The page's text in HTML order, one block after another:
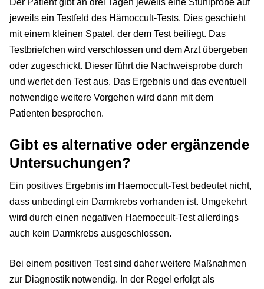
Der Patient gibt an drei Tagen jeweils eine Stuhlprobe auf
jeweils ein Testfeld des Hämoccult-Tests. Dies geschieht
mit einem kleinen Spatel, der dem Test beiliegt. Das
Testbriefchen wird verschlossen und dem Arzt übergeben
oder zugeschickt. Dieser führt die Nachweisprobe durch
und wertet den Test aus. Das Ergebnis und das eventuell
notwendige weitere Vorgehen wird dann mit dem
Patienten besprochen.
Gibt es alternative oder ergänzende
Untersuchungen?
Ein positives Ergebnis im Haemoccult-Test bedeutet nicht,
dass unbedingt ein Darmkrebs vorhanden ist. Umgekehrt
wird durch einen negativen Haemoccult-Test allerdings
auch kein Darmkrebs ausgeschlossen.
Bei einem positiven Test sind daher weitere Maßnahmen
zur Diagnostik notwendig. In der Regel erfolgt als